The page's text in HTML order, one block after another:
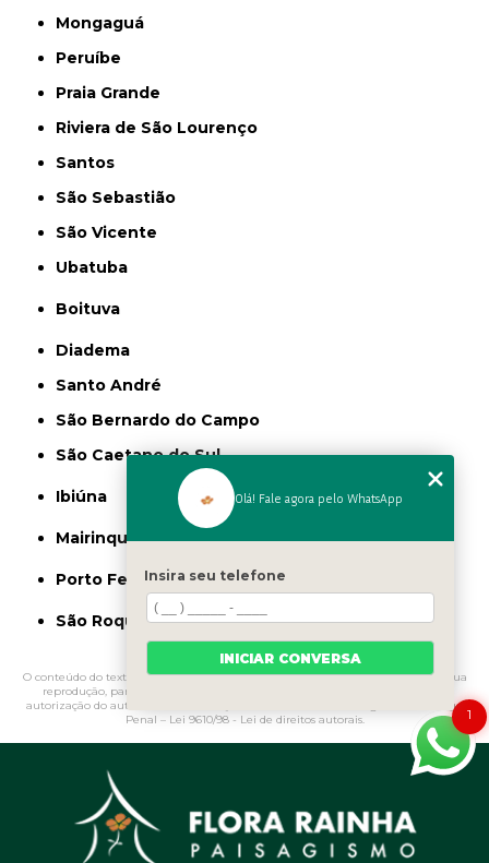
Mongaguá
Peruíbe
Praia Grande
Riviera de São Lourenço
Santos
São Sebastião
São Vicente
Ubatuba
Boituva
Diadema
Santo André
São Bernardo do Campo
São Caetano do Sul
Ibiúna
Mairinque
Porto Feliz
São Roque
O conteúdo do texto " Adubos Orgânicos Líquidos" é de direito reservado. Sua
reprodução, parcial ou total, mesmo citando nossos links, é proibida sem a
autorização do autor. Crime de violação de direito autoral – artigo 184 do Código
Penal – Lei 9610/98 - Lei de direitos autorais. 1
Olá! Fale agora pelo WhatsApp
Insira seu telefone
INICIAR CONVERSA